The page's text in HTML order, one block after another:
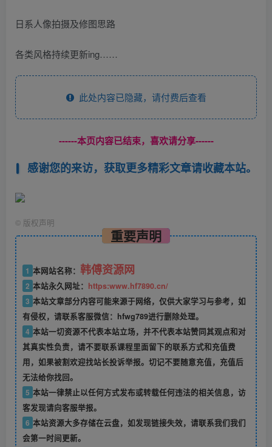
日系人像拍摄及修图思路
各类风格持续更新ing……
此处内容已隐藏，请付费后查看
------本页内容已结束，喜欢请分享------
感谢您的来访，获取更多精彩文章请收藏本站。
© 版权声明
重要声明
1 本网站名称： 韩傅资源网
2 本站永久网址： https:www.hf7890.cn/
3 本站文章部分内容可能来源于网络，仅供大家学习与参考，如
有侵权，请联系客服微信：hfwg789进行删除处理。
4 本站一切资源不代表本站立场，并不代表本站赞同其观点和对
其真实性负责，请不要联系课程里面留下的联系方式和充值费
用，如果被割欢迎找站长投诉举报。切记不要随意充值，充值后
无法给你找回。
5 本站一律禁止以任何方式发布或转载任何违法的相关信息，访
客发现请向客服举报。
6 本站资源大多存储在云盘，如发现链接失效，请联系我们我们
会第一时间更新。